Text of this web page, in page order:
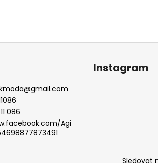
@gmail.com
086
Agi
Instagram
Sledovat